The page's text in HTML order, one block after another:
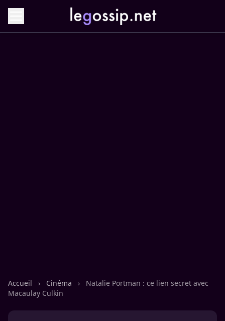
Accueil › Cinéma ›
Natalie Portman : ce lien secret avec
Macaulay Culkin